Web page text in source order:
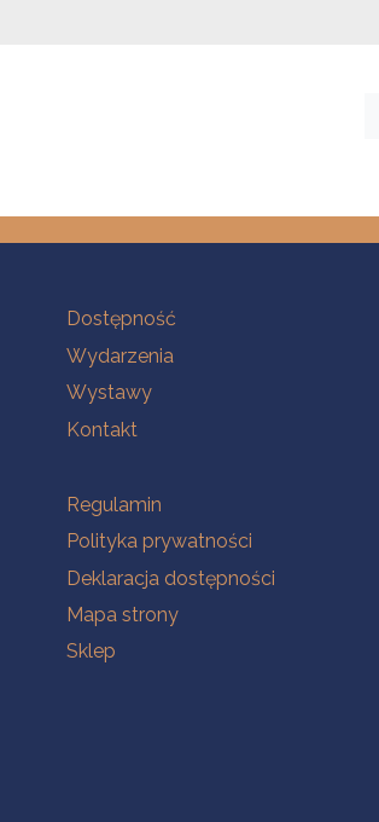
Na skróty
Dostępność
Wydarzenia
Wystawy
Kontakt
Na skróty
Regulamin
Polityka prywatności
Deklaracja dostępności
Mapa strony
Sklep